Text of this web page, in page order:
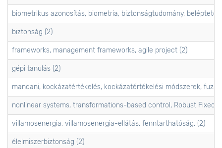
biometrikus azonosítás, biometria, biztonságtudomány,
biztonság (2)
frameworks, management frameworks, agile project (2)
gépi tanulás (2)
mandani, kockázatértékelés, kockázatértékelési módszerek,
nonlinear systems, transformations-based control, Robust Fixed
villamosenergia, villamosenergia-ellátás, fenntarthatóság, (2)
élelmiszerbiztonság (2)